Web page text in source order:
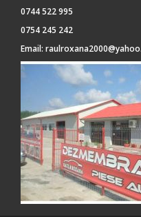
0744 522 995
0754 245 242
Email: